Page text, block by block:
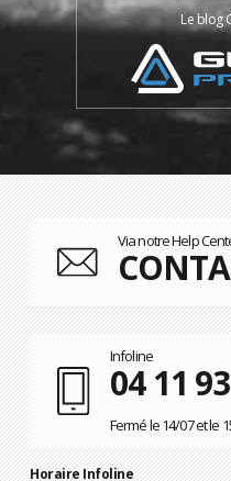
Le blog
Via notre Help
Infoline
04 11
Fermé le 14/07 et le
Horaire Infoline